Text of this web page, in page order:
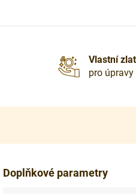
Vlastní
pro úpravy
Doplňkové parametry